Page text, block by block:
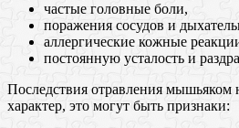
частые головные боли,
поражения сосудов и
аллергические кожные
постоянную усталость и
Последствия отравления мышьяком
характер, это могут быть признаки: